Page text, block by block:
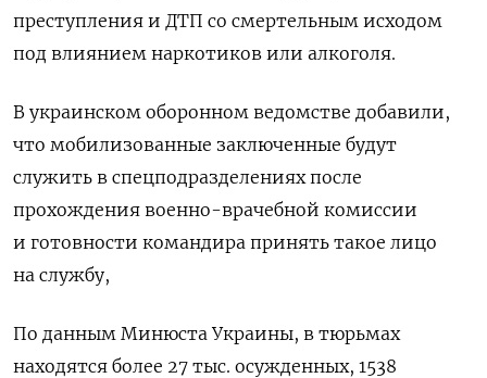
преступления и ДТП со смертельным исходом
под влиянием наркотиков или алкоголя.
В украинском оборонном ведомстве добавили,
что мобилизованные заключенные будут
служить в спецподразделениях после
прохождения военно-врачебной комиссии
и готовности командира принять такое лицо
на службу,
По данным Минюста Украины, в тюрьмах
находятся более 27 тыс. осужденных, 1538